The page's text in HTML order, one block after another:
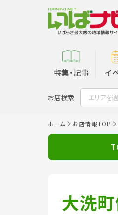
特集・記事 イ
お店検索 エリアを
ホーム お店情報TOP
大洗